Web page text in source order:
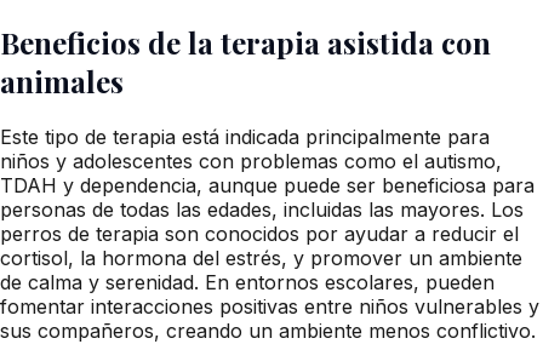
Beneficios de la terapia asistida con
animales
Este tipo de terapia está indicada principalmente para
niños y adolescentes con problemas como el autismo,
TDAH y dependencia, aunque puede ser beneficiosa para
personas de todas las edades, incluidas las mayores. Los
perros de terapia son conocidos por ayudar a reducir el
cortisol, la hormona del estrés, y promover un ambiente
de calma y serenidad. En entornos escolares, pueden
fomentar interacciones positivas entre niños vulnerables y
sus compañeros, creando un ambiente menos conflictivo.